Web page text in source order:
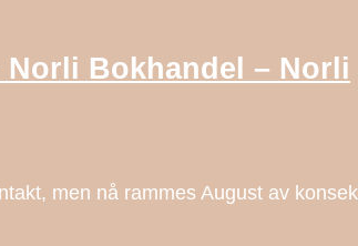
Norli Bokhandel – Norli
men nå rammes August av